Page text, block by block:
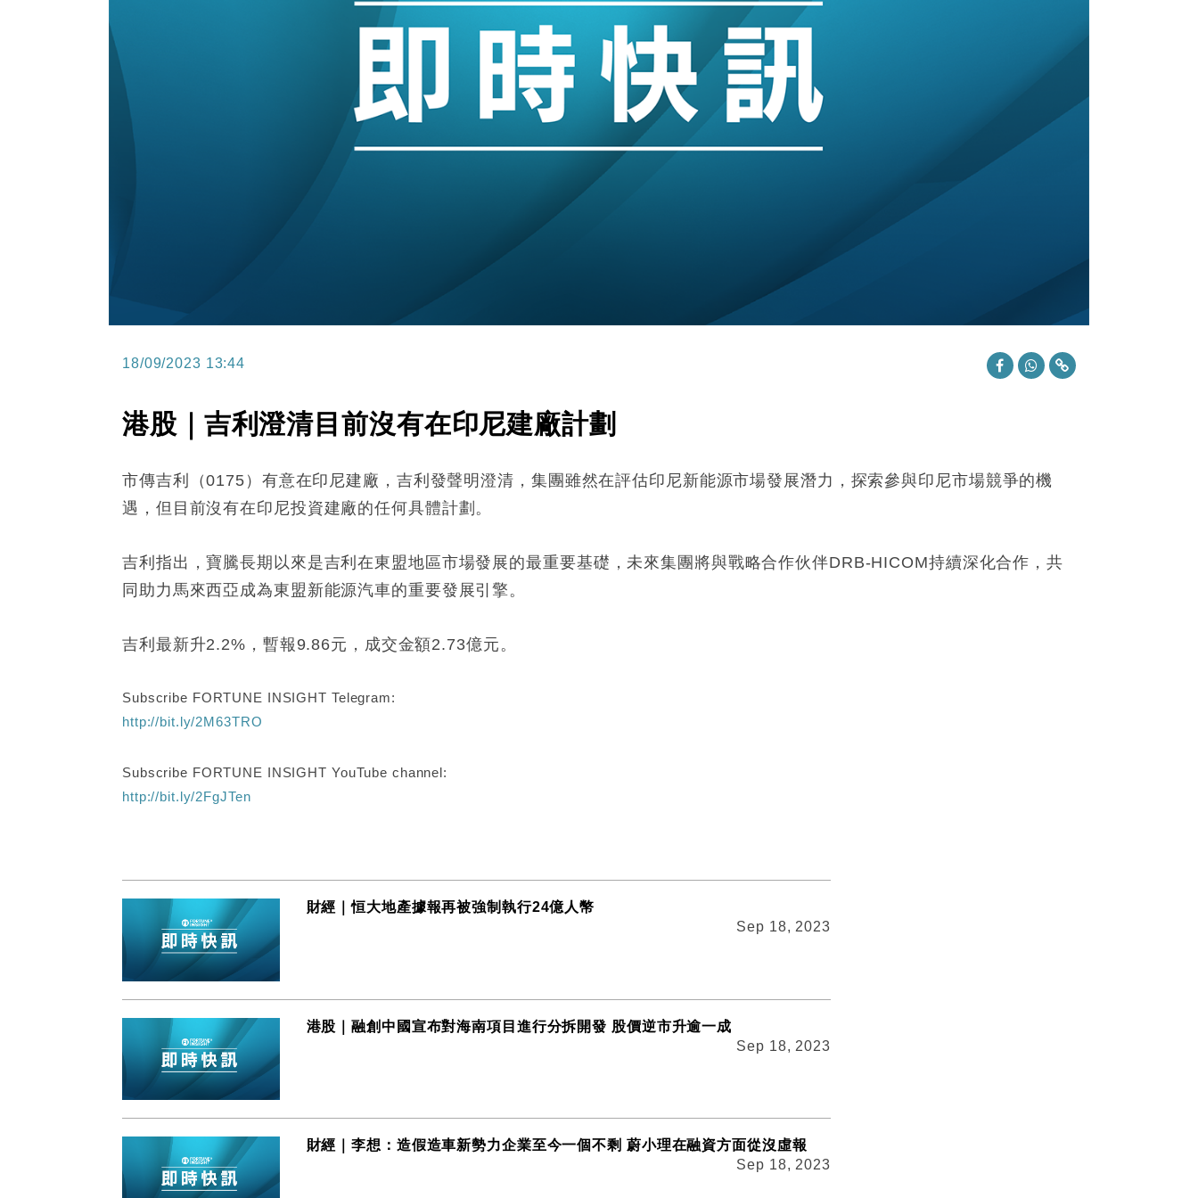
財經｜香港7月PMI回落至51 企業擴張放慢兼縮減人手
財經｜黑石傳再籌逾360億美元 支援Anthropic租用Google晶片
10:57 財經｜美商務部擬擴大金屬關稅範圍 14類產品或加徵25%
18:15 本地｜新世界K11 9月升級會員制度 增鉑金卡級別鎖定高消費客群
17:40 財經｜本港6月零售額連升14個月 珠寶鐘錶銷售升勢最強
財經｜滙控重啟最多10億美元回購 派息比率目標維持50%
18/09/2023 13:44
港股｜吉利澄清目前沒有在印尼建廠計劃
市傳吉利（0175）有意在印尼建廠，吉利發聲明澄清，集團雖然在評估印尼新能源市場發展潛力，探索參與印尼市場競爭的機
遇，但目前沒有在印尼投資建廠的任何具體計劃。
吉利指出，寶騰長期以來是吉利在東盟地區市場發展的最重要基礎，未來集團將與戰略合作伙伴DRB-HICOM持續深化合作，共
同助力馬來西亞成為東盟新能源汽車的重要發展引擎。
吉利最新升2.2%，暫報9.86元，成交金額2.73億元。
Subscribe FORTUNE INSIGHT Telegram:
http://bit.ly/2M63TRO
Subscribe FORTUNE INSIGHT YouTube channel:
http://bit.ly/2FgJTen
財經｜恒大地產據報再被強制執行24億人幣
Sep 18, 2023
港股｜融創中國宣布對海南項目進行分拆開發 股價逆市升逾一成
Sep 18, 2023
財經｜李想：造假造車新勢力企業至今一個不剩 蔚小理在融資方面從沒虛報
Sep 18, 2023